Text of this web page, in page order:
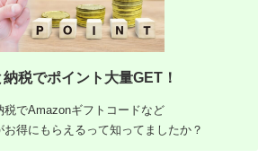
税でポイント大量GET！
税でAmazonギフトコードなど
お得にもらえるって知ってましたか？